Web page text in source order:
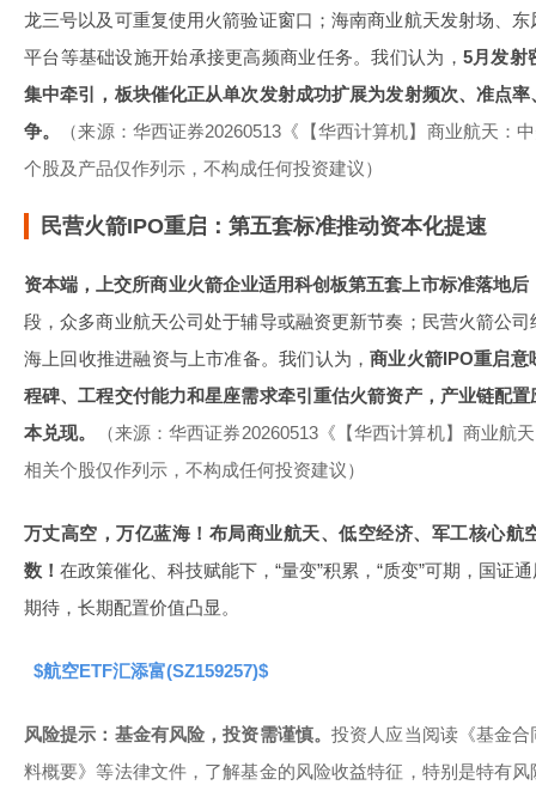
龙三号以及可重复使用火箭验证窗口；海南商业航天发射场、
平台等基础设施开始承接更高频商业任务。我们认为， 5月发射
集中牵引，板块催化正从单次发射成功扩展为发射频次、准点
争。
（来源：华西证券20260513《【华西计算机】商业航天：
个股及产品仅作列示，不构成任何投资建议）
民营火箭IPO重启：第五套标准推动资本化提速
资本端，上交所商业火箭企业适用科创板第五套上市标准落地后
段，众多商业航天公司处于辅导或融资更新节奏；民营火箭公
海上回收推进融资与上市准备。我们认为，商业火箭IPO重启意
程碑、工程交付能力和星座需求牵引重估火箭资产，产业链配
本兑现。
（来源：华西证券20260513《【华西计算机】商业航
相关个股仅作列示，不构成任何投资建议）
万丈高空，万亿蓝海！布局商业航天、低空经济、军工核心航
数！ 在政策催化、科技赋能下，“量变”积累，“质变”可期，国证
期待，长期配置价值凸显。
$航空ETF汇添富(SZ159257)$
风险提示：基金有风险，投资需谨慎。投资人应当阅读《基金
料概要》等法律文件，了解基金的风险收益特征，特别是特有